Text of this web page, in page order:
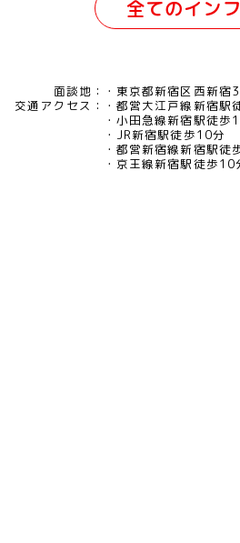
全てのイン
面談地：
東京都新宿区西新
交通アクセス：
都営大江戸線新宿駅
小田急線新宿駅徒歩
JR新宿駅徒歩10分
都営新宿線新宿駅徒
京王線新宿駅徒歩10